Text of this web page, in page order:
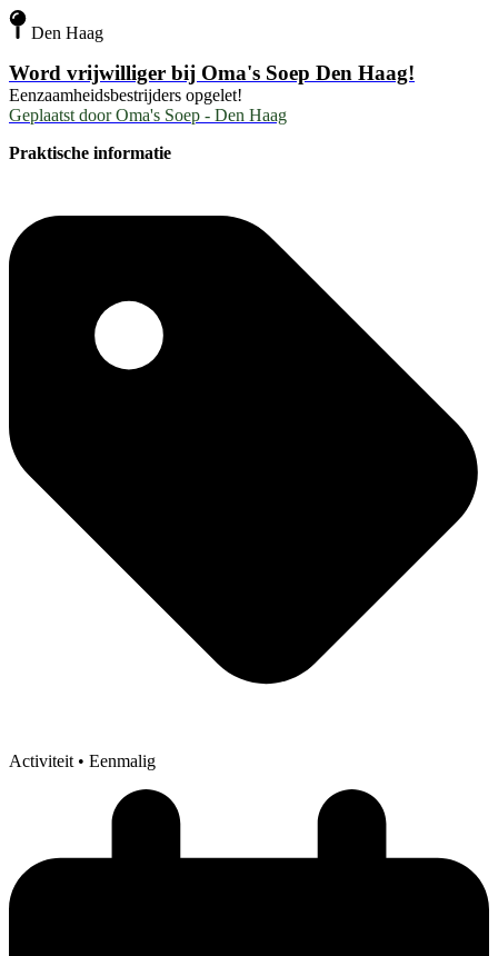
Den Haag
Word vrijwilliger bij Oma's Soep Den Haag!
Eenzaamheidsbestrijders opgelet!
Geplaatst door Oma's Soep - Den Haag
Praktische informatie
Activiteit• Eenmalig